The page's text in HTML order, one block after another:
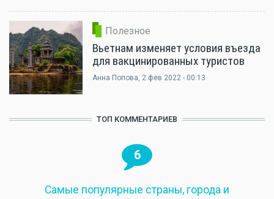
Полезное
Вьетнам изменяет условия въезда
для вакцинированных туристов
Анна Попова, 2 фев 2022 - 00:13
ТОП КОММЕНТАРИЕВ
6
Самые популярные страны, города и